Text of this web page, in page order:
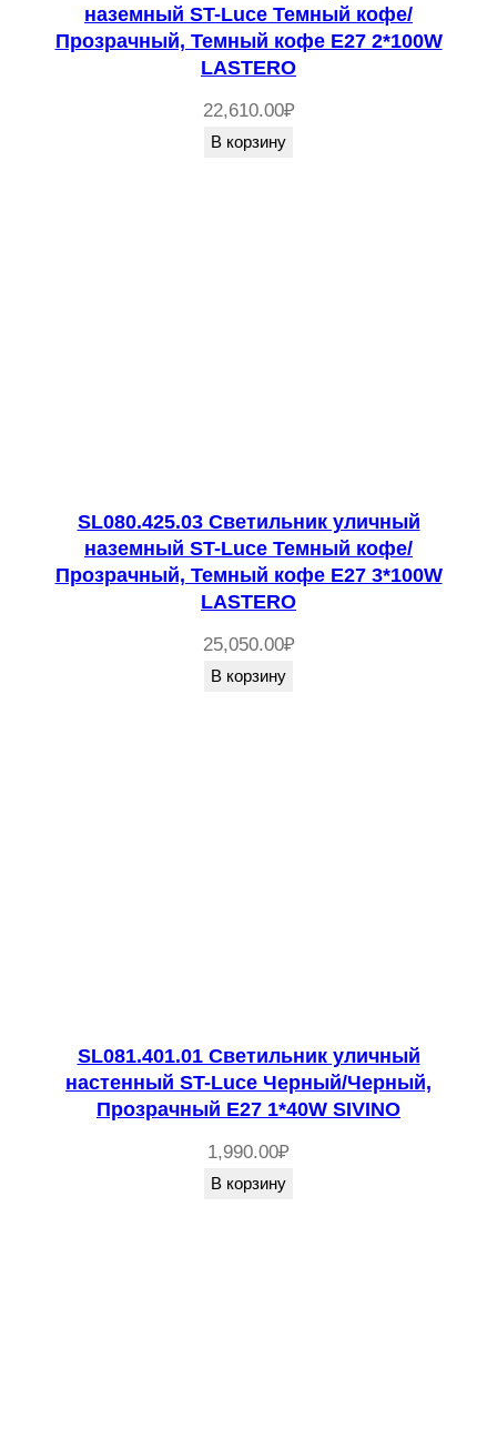
наземный ST-Luce Темный кофе/
Прозрачный, Темный кофе E27 2*100W
LASTERO
22,610.00₽
В корзину
SL080.425.03 Светильник уличный
наземный ST-Luce Темный кофе/
Прозрачный, Темный кофе E27 3*100W
LASTERO
25,050.00₽
В корзину
SL081.401.01 Светильник уличный
настенный ST-Luce Черный/Черный,
Прозрачный E27 1*40W SIVINO
1,990.00₽
В корзину